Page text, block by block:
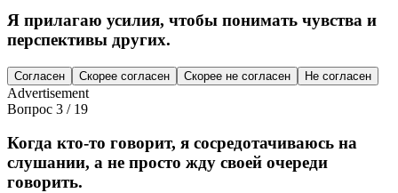
Я прилагаю усилия, чтобы понимать чувства и
перспективы других.
Согласен Скорее согласен Скорее не согласен Не согласен
Advertisement
Вопрос 3 / 19
Когда кто-то говорит, я сосредотачиваюсь на
слушании, а не просто жду своей очереди
говорить.